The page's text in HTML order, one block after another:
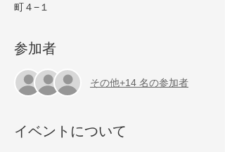
町４−１
参加者
その他+14 名の参加者
イベントについて